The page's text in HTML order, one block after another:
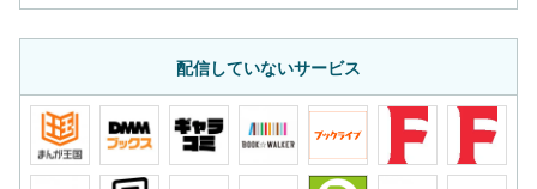
配信していないサービス